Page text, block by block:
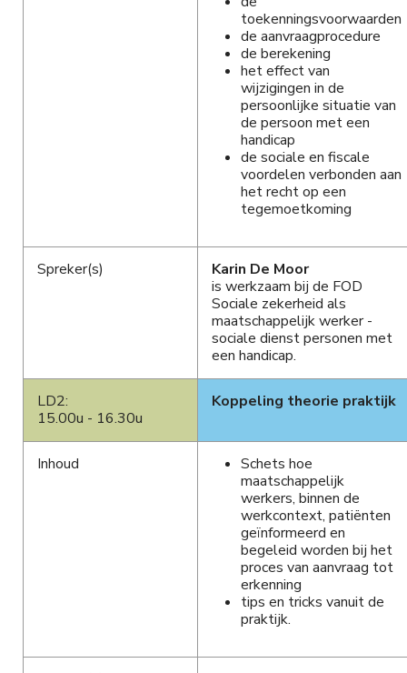
toekenningsvoorwaarden
de aanvraagprocedure
de berekening
het effect van
wijzigingen in de
persoonlijke situatie van
de persoon met een
handicap
de sociale en fiscale
voordelen verbonden aan
het recht op een
tegemoetkoming
Spreker(s)
Karin De Moor
is werkzaam bij de FOD
Sociale zekerheid als
maatschappelijk werker -
sociale dienst personen met
een handicap.
LD2:
15.00u - 16.30u
Koppeling theorie praktijk
Inhoud
Schets hoe
maatschappelijk
werkers, binnen de
werkcontext, patiënten
geïnformeerd en
begeleid worden bij het
proces van aanvraag tot
erkenning
tips en tricks vanuit de
praktijk.